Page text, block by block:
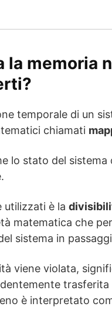
la memoria
temporale di un
chiamati
lo stato del
utilizzati è la
matematica che
sistema in
viene violata,
trasferita
è interpretato